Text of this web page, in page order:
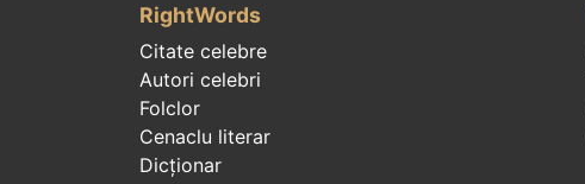
RightWords
Citate celebre
Autori celebri
Folclor
Cenaclu literar
Dicționar